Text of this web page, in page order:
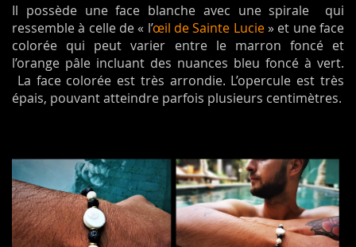
Il possède une face blanche avec une spirale qui
ressemble à celle de « l’œil de Sainte Lucie» et une face
colorée qui peut varier entre le marron foncé et
l’orange pâle incluant des nuances bleu foncé à vert.
La face colorée est très arrondie. L’opercule est très
épais, pouvant atteindre parfois plusieurs centimètres.